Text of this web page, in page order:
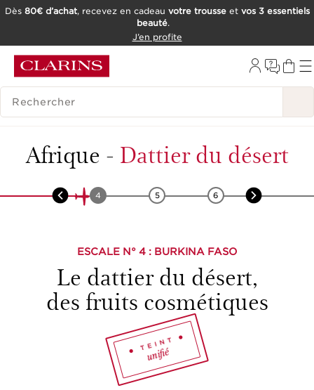
OUTIL D'ACCESSIBILITÉ
Dès 80€ d’achat, recevez en cadeau votre trousseet vos 3 essentiels
beauté.
J’en profite
HISTORIQUE DES RECHERCHES
Afrique - Dattier du désert
3 4 5 6 7
ESCALE N° 4 : BURKINA FASO
Le dattier du désert,
des fruits cosmétiques